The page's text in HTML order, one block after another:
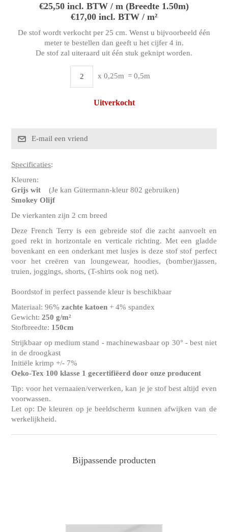
€25,50 incl. BTW / m (Breedte 1.50m)
€17,00 incl. BTW / m²
De stof wordt verkocht per 25 cm. Wenst u bijvoorbeeld één
meter te bestellen dan geeft u het cijfer 4 in.
De stof zal uiteraard uit één stuk geknipt worden.
x 0,25m = 0,5m
Uitverkocht
Specificaties:
Kleuren:
Grijs wit (Je kan Gütermann-kleur 802 gebruiken)
Smokey Olijf
De vierkanten zijn 2 cm breed
Deze French Terry is een gebreide stof die zacht aanvoelt en
goed rekt in horizontale en verticale richting. Met een gladde
bovenkant en een onderkant met lusjes is deze stof stof perfect
voor het creëren van loungewear, hoodies, (bomber)jassen,
truien, joggings, shorts, (T-shirts ook nog net).
Boordstof in perfect passende kleur is beschikbaar
Materiaal: 96%zachte katoen + 4% spandex
Gewicht:250 g/m²
Stofbreedte: 150cm
Strijkbaar op medium stand - machinewasbaar op 30° - best niet
in de droogkast
Initiële krimp +/- 7%
Oeko-Tex 100 klasse 1 gecertifiëerd door onze producent
Tip: voor het vernaaien/verwerken, kan je je stof best altijd even
voorwassen.
Let op: De kleuren op je beeldscherm kunnen afwijken van de
werkelijkheid.
Bijpassende producten